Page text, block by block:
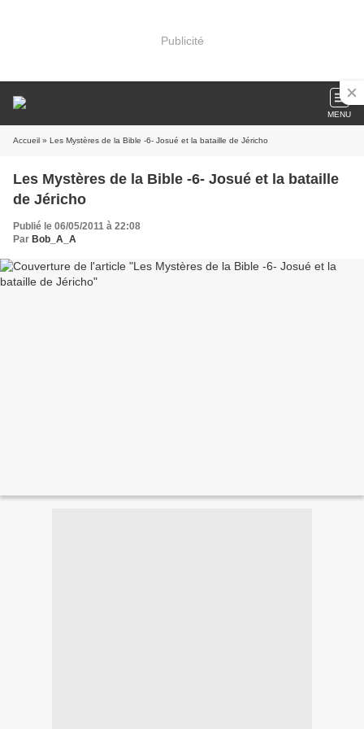
Publicité
MENU
Accueil » Les Mystères de la Bible -6- Josué et la bataille de Jéricho
Les Mystères de la Bible -6- Josué et la bataille
de Jéricho
Publié le 06/05/2011 à 22:08
Par Bob_A_A